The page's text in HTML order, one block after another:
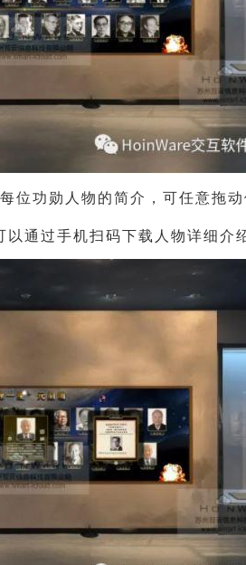
位功勋人物的简介，可任意拖动
通过手机扫码下载人物详细介